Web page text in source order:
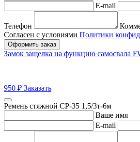
E-mail
Телефон
Согласен с условиями Политики
Оформить заказ
Замок защелка на функцию самосвала
950 ₽ Заказать
Ремень стяжной СР-35 1,5/3т-6м
Ваше имя
E-mail